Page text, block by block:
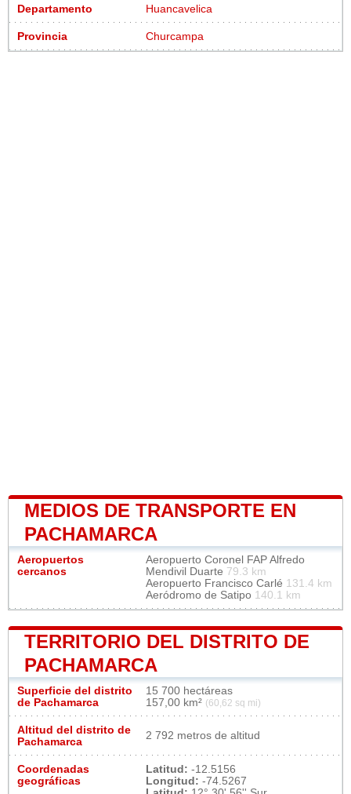
Departamento Huancavelica
Provincia Churcampa
MEDIOS DE TRANSPORTE EN
PACHAMARCA
Aeropuertos
cercanos
Aeropuerto Coronel FAP Alfredo
Mendivil Duarte 79.3 km
Aeropuerto Francisco Carlé 131.4 km
Aeródromo de Satipo 140.1 km
TERRITORIO DEL DISTRITO DE
PACHAMARCA
Superficie del distrito
de Pachamarca
15 700 hectáreas
157,00 km² (60,62 sq mi)
Altitud del distrito de
Pachamarca
2 792 metros de altitud
Coordenadas
geográficas
Latitud: -12.5156
Longitud: -74.5267